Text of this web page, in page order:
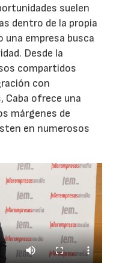
suelen
dentro de la propia
una empresa busca
Desde la
compartidos
con
Caba ofrece una
márgenes de
en numerosos